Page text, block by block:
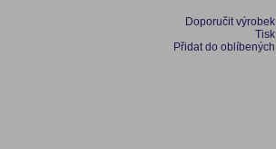
Doporučit výrobek
Tisk
Přidat do oblíbených